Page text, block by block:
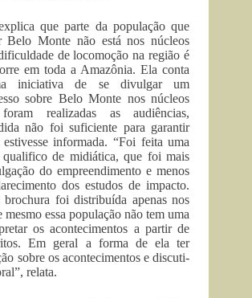
que parte da população que
Belo Monte não está nos núcleos
de locomoção na região é
em toda a Amazônia. Ela conta
iniciativa de se divulgar um
sobre Belo Monte nos núcleos
realizadas as audiências,
não foi suficiente para garantir
informada. “Foi feita uma
de midiática, que foi mais
do empreendimento e menos
dos estudos de impacto.
brochura foi distribuída apenas nos
mesmo essa população não tem uma
os acontecimentos a partir de
Em geral a forma de ela ter
sobre os acontecimentos e discuti-
relata.